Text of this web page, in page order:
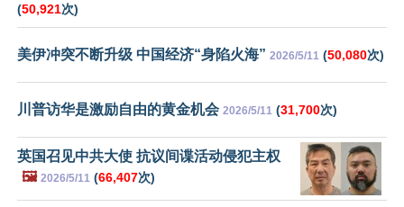
(50,921次)
美伊冲突不断升级 中国经济“身陷火海” 2026/5/11 (50,080次)
川普访华是激励自由的黄金机会 2026/5/11 (31,700次)
英国召见中共大使 抗议间谍活动侵犯主权
🖼️ 2026/5/11 (66,407次)